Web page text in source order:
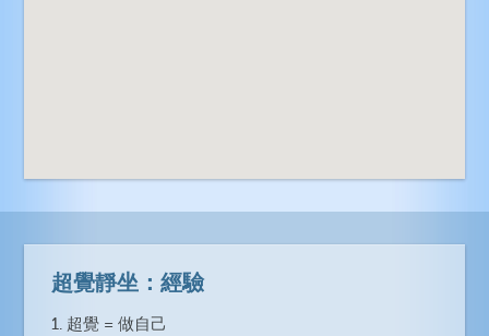
超覺靜坐：經驗
1. 超覺 = 做自己